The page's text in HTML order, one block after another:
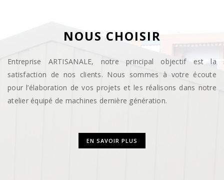
NOUS CHOISIR
Entreprise ARTISANALE, notre principal objectif est la
satisfaction de nos clients. Nous sommes à votre écoute
pour l’élaboration de vos projets et les réalisons dans notre
atelier équipé de machines dernière génération.
EN SAVOIR PLUS